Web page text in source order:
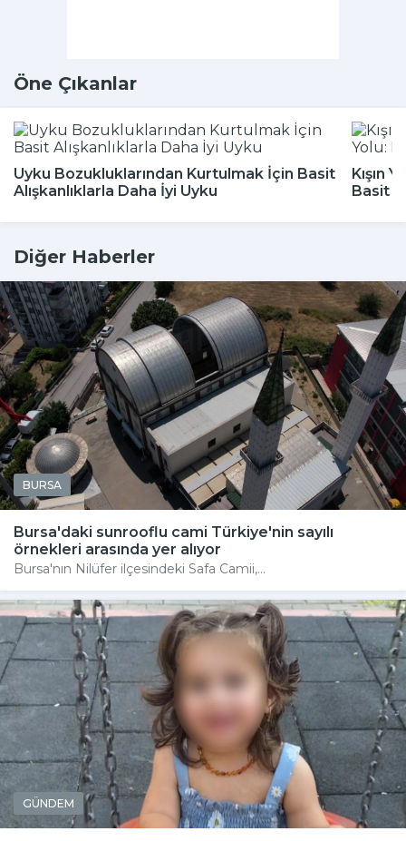
Öne Çıkanlar
Uyku Bozukluklarından Kurtulmak İçin Basit
Alışkanlıklarla Daha İyi Uyku
Kışın
Basit
Diğer Haberler
BURSA
Bursa'daki sunrooflu cami Türkiye'nin sayılı
örnekleri arasında yer alıyor
Bursa'nın Nilüfer ilçesindeki Safa Camii,...
GÜNDEM